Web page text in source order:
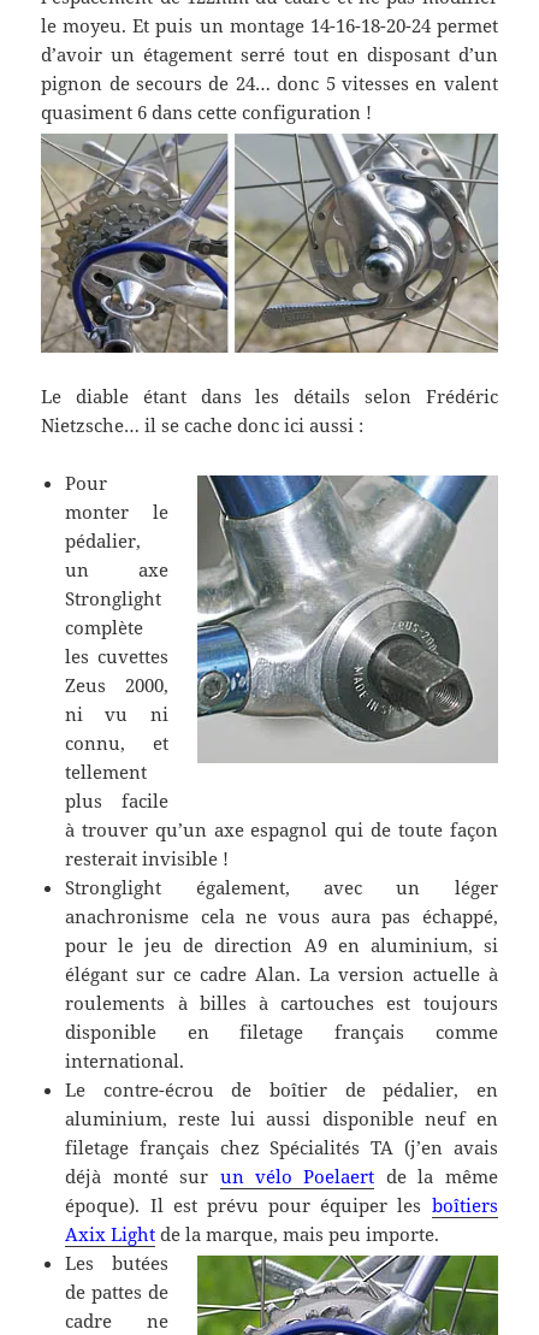
le moyeu. Et puis un montage 14-16-18-20-24 permet
d’avoir un étagement serré tout en disposant d’un
pignon de secours de 24… donc 5 vitesses en valent
quasiment 6 dans cette configuration !
Le diable étant dans les détails selon Frédéric
Nietzsche… il se cache donc ici aussi :
Pour
monter le
pédalier,
un axe
Stronglight
complète
les cuvettes
Zeus 2000,
ni vu ni
connu, et
tellement
plus facile
à trouver qu’un axe espagnol qui de toute façon
resterait invisible !
Stronglight également, avec un léger
anachronisme cela ne vous aura pas échappé,
pour le jeu de direction A9 en aluminium, si
élégant sur ce cadre Alan. La version actuelle à
roulements à billes à cartouches est toujours
disponible en filetage français comme
international.
Le contre-écrou de boîtier de pédalier, en
aluminium, reste lui aussi disponible neuf en
filetage français chez Spécialités TA (j’en avais
déjà monté sur un vélo Poelaert de la même
époque). Il est prévu pour équiper les boîtiers
Axix Light de la marque, mais peu importe.
Les butées
de pattes de
cadre ne